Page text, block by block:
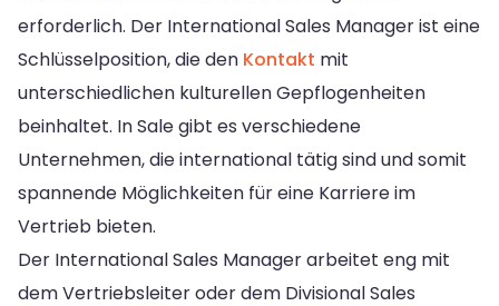
erforderlich. Der International Sales Manager ist eine
Schlüsselposition, die den Kontakt mit
unterschiedlichen kulturellen Gepflogenheiten
beinhaltet. In Sale gibt es verschiedene
Unternehmen, die international tätig sind und somit
spannende Möglichkeiten für eine Karriere im
Vertrieb bieten.
Der International Sales Manager arbeitet eng mit
dem Vertriebsleiter oder dem Divisional Sales